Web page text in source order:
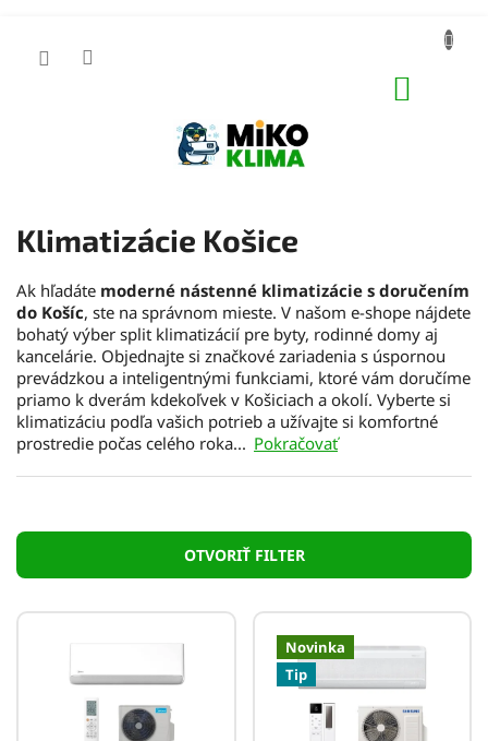
Klimatizácie Košice
Ak hľadáte moderné nástenné klimatizácie s doručením
do Košíc, ste na správnom mieste. V našom e-shope nájdete
bohatý výber split klimatizácií pre byty, rodinné domy aj
kancelárie. Objednajte si značkové zariadenia s úspornou
prevádzkou a inteligentnými funkciami, ktoré vám doručíme
priamo k dverám kdekoľvek v Košiciach a okolí. Vyberte si
klimatizáciu podľa vašich potrieb a užívajte si komfortné
prostredie počas celého roka... Pokračovať
Gree, Midea, Samsung, Sincliar, Vivax
Energeticky úsporné modelys triedou A+++
Tichý chod, HEPA filtre, Wi-Fi ovládanie
Zákaznícka podpora a pomoc s výberom
OTVORIŤ FILTER
V
Novinka
Tip